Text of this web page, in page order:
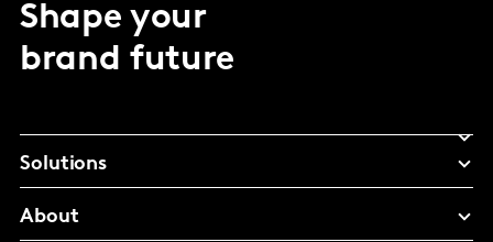
Shape your
brand future
Solutions
About